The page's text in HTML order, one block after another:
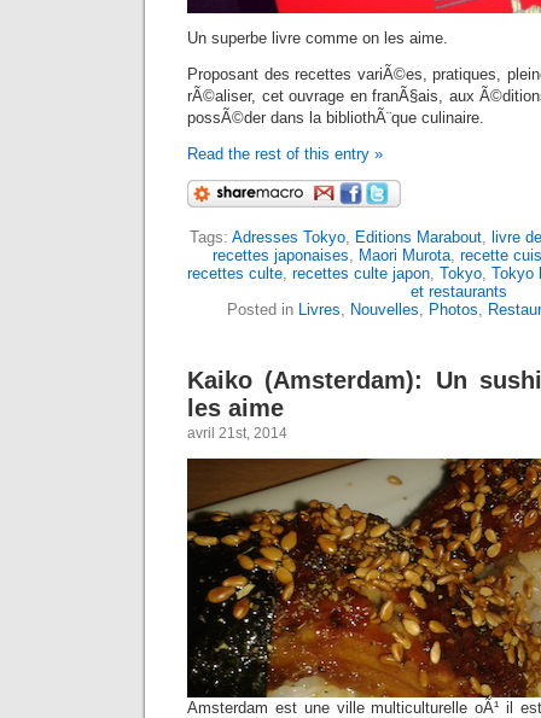
Un superbe livre comme on les aime.
Proposant des recettes variÃ©es, pratiques,
rÃ©aliser, cet ouvrage en franÃ§ais, aux
possÃ©der dans la bibliothÃ¨que culinaire.
Read the rest of this entry »
Tags: Adresses Tokyo Editions Marabout livre
recettes japonaises
Maori Murota, recette
recettes culte recettes culte japon Tokyo Tokyo
et restaurants
Posted in Livres Nouvelles Photos
Kaiko (Amsterdam): Un
les aime
avril 21st, 2014
Amsterdam est une ville multiculturelle oÃ¹ il